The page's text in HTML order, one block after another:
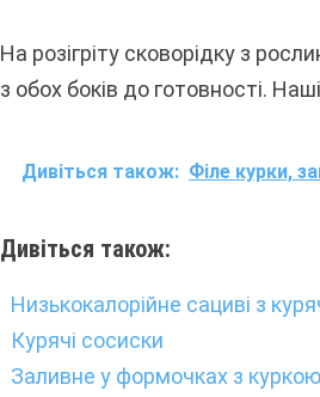
На розігріту сковорідку з
з обох боків до готовності.
Дивіться також: Філе курки,
Дивіться також:
Низькокалорійне сациві з
Курячі сосиски
Заливне у формочках з куркою